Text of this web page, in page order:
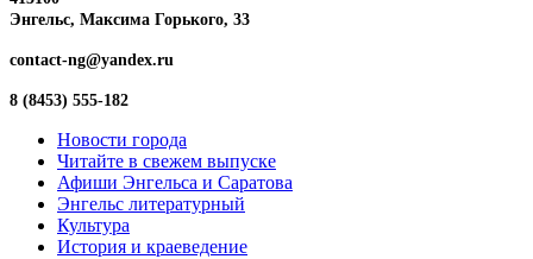
Энгельс, Максима Горького, 33
contact-ng@yandex.ru
8 (8453) 555-182
Новости города
Читайте в свежем выпуске
Афиши Энгельса и Саратова
Энгельс литературный
Культура
История и краеведение